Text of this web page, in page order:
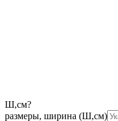
Ш,см?
размеры, ширина (Ш,см)